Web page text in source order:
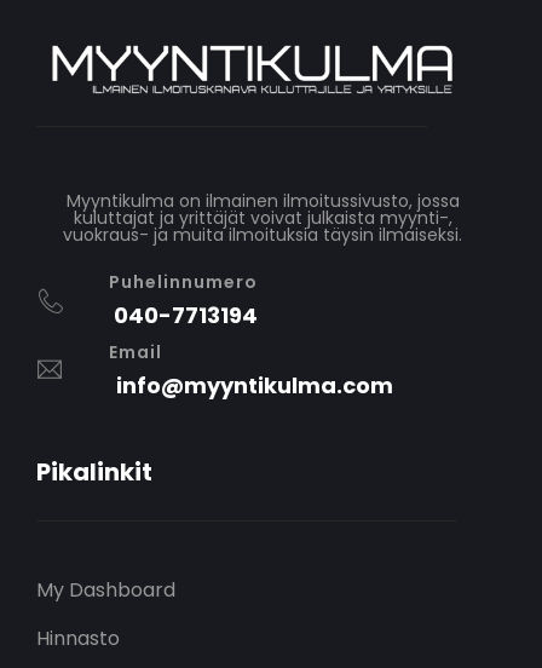
Myyntikulma on ilmainen ilmoitussivusto, jossa
kuluttajat ja yrittäjät voivat julkaista myynti-,
vuokraus- ja muita ilmoituksia täysin ilmaiseksi.
Puhelinnumero
040-7713194
Email
info@myyntikulma.com
Pikalinkit
My Dashboard
Hinnasto